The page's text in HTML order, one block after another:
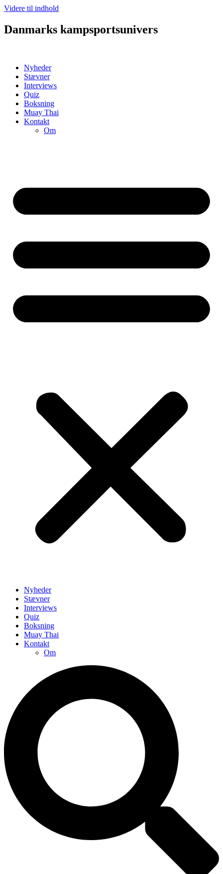
Videre til indhold
Danmarks kampsportsunivers
Nyheder
Stævner
Interviews
Quiz
Boksning
Muay Thai
Kontakt
Om
Nyheder
Stævner
Interviews
Quiz
Boksning
Muay Thai
Kontakt
Om